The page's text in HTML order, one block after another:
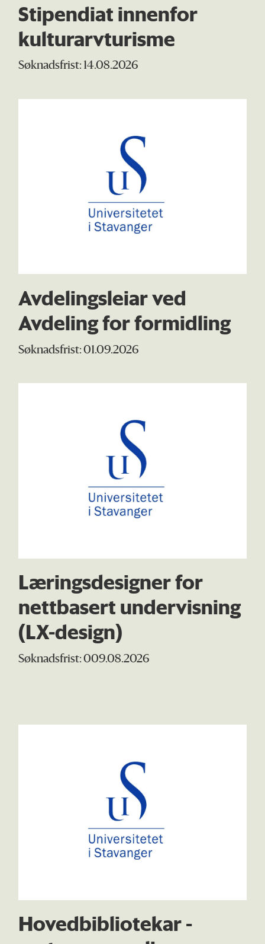
Stipendiat innenfor
kulturarvturisme
Søknadsfrist: 14.08.2026
Avdelingsleiar ved
Avdeling for formidling
Søknadsfrist: 01.09.2026
Læringsdesigner for
nettbasert undervisning
(LX-design)
Søknadsfrist: 009.08.2026
Hovedbibliotekar -